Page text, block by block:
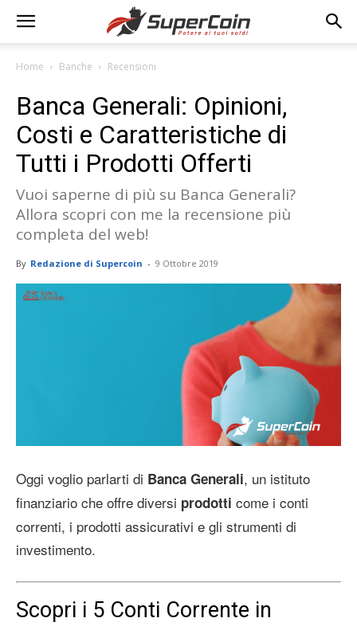
Home Banche Recensioni
Banca Generali: Opinioni,
Costi e Caratteristiche di
Tutti i Prodotti Offerti
Vuoi saperne di più su Banca Generali?
Allora scopri con me la recensione più
completa del web!
By Redazione di Supercoin - 9 Ottobre 2019
Oggi voglio parlarti di Banca Generali, un istituto
finanziario che offre diversi prodotti come i conti
correnti, i prodotti assicurativi e gli strumenti di
investimento.
Scopri i 5 Conti Corrente in